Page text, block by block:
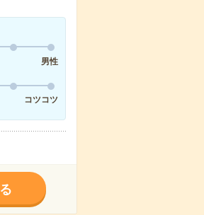
男性
コツコツ